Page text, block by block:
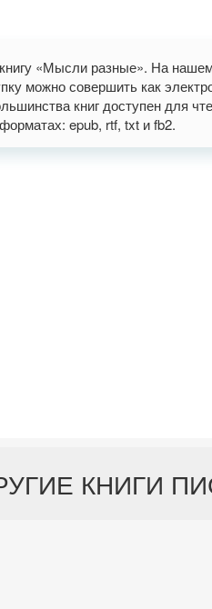
«Мысли разные». На
можно совершить как
книг доступен для
epub, rtf, txt и fb2.
КНИГИ